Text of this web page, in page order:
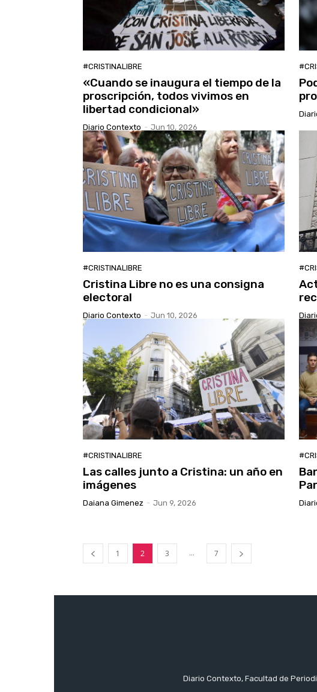
#CRISTINALIBRE
«Cuando se inaugura el tiempo de la
proscripción, todos vivimos en
libertad condicional»
Diario Contexto - Jun 10, 2026
#CRISTINALIBRE
Cristina Libre no es una consigna
electoral
Diario Contexto - Jun 10, 2026
#CRISTINALIBRE
Las calles junto a Cristina: un año en
imágenes
Daiana Gimenez - Jun 9, 2026
1 2 3 ... 7
Diario Contexto, Facultad de